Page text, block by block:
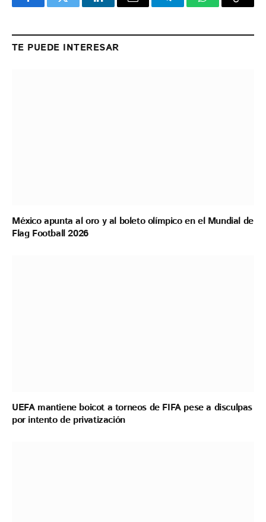
FacebookTwitter LinkedInEmail TelegramWhatsApp
Copy
TE PUEDE INTERESAR
México apunta al oro y al boleto olímpico en el Mundial de
Flag Football 2026
UEFA mantiene boicot a torneos de FIFA pese a disculpas
por intento de privatización